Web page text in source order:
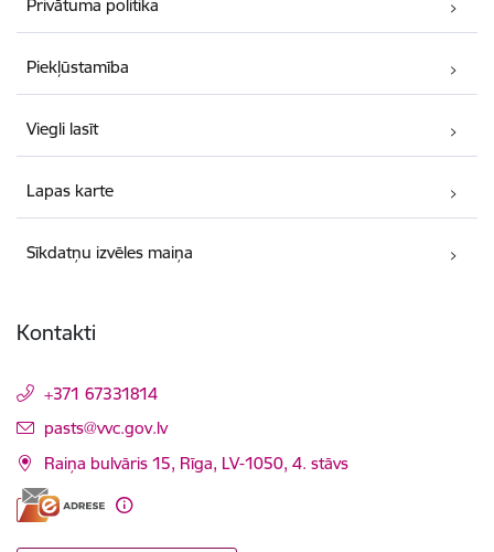
Privātuma politika
Piekļūstamība
Viegli lasīt
Lapas karte
Sīkdatņu izvēles maiņa
Kontakti
+371 67331814
E-pasts:
pasts@vvc.gov.lv
Raiņa bulvāris 15, Rīga, LV-1050, 4. stāvs